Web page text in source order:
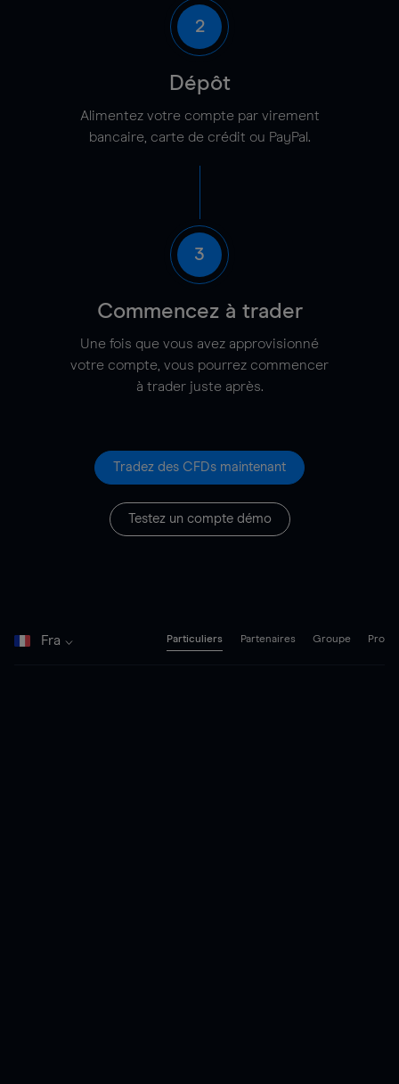
2
Dépôt
Alimentez votre compte par virement
bancaire, carte de crédit ou PayPal.
3
Commencez à trader
Une fois que vous avez approvisionné
votre compte, vous pourrez commencer
à trader juste après.
Tradez des CFDs maintenant
Testez un compte démo
Fra Particuliers Partenaires Groupe Pro